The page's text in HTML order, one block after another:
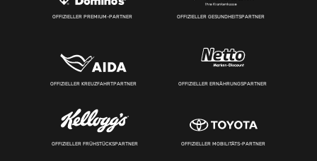
OFFIZIELLER PREMIUM-PARTNER OFFIZIELLER GESUNDHEITSPARTNER
OFFIZIELLER KREUZFAHRTPARTNER OFFIZIELLER ERNÄHRUNGSPARTNER
OFFIZIELLER FRÜHSTÜCKSPARTNER OFFIZIELLER MOBILITÄTS-PARTNER